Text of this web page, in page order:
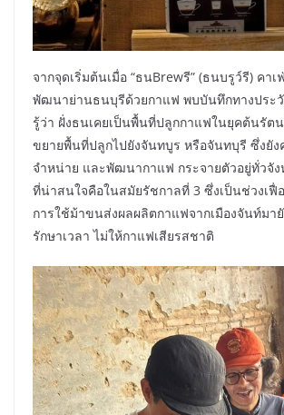
จากจุดเริ่มต้นเมื่อ “ธนBrewรี” (ธนบรูว์รี) คา
พัฒนาย่านธนบุรีด้วยกาแฟ พบบันทึกทางประวั
รู้ว่า ฝั่งธนเคยเป็นพื้นที่ปลูกกาแฟในยุคต้นรัต
ขยายพื้นที่ปลูกไปยังจันทบูร หรือจันทบุรี ซึ่งยัง
จำหน่าย และพัฒนากาแฟ กระจายตัวอยู่ทั่วจั
ที่น่าสนใจคือในสมัยรัชกาลที่ 3 ซึ่งเป็นช่วงเฟื่
การใช้ม้าขนส่งผลผลิตกาแฟจากเมืองจันท์มายั
รักษาเวลา ไม่ให้กาแฟเสียรสชาติ